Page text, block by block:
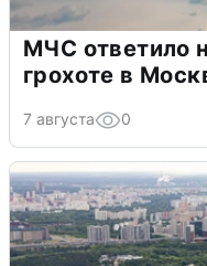
МЧС ответило
грохоте в
7 августа 0